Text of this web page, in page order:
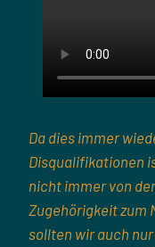
Da dies immer
Disqualifikationen
nicht immer von
Zugehörigkeit zum
sollten wir auch